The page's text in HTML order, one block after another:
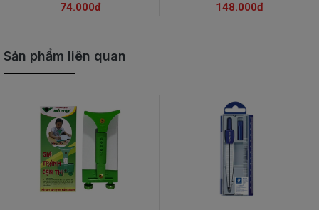
74.000đ 148.000đ
Sản phẩm liên quan